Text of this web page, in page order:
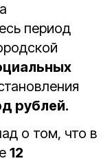
период
рублей.
о том, что в
12